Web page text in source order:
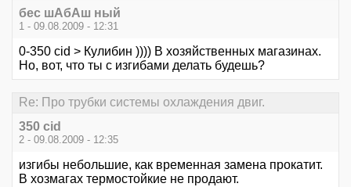
бес шАбАш ный
1 - 09.08.2009 - 12:31
0-350 cid > Кулибин )))) В хозяйственных магазинах.
Но, вот, что ты с изгибами делать будешь?
Re: Про трубки системы охлаждения двиг.
350 cid
2 - 09.08.2009 - 12:35
изгибы небольшие, как временная замена прокатит.
В хозмагах термостойкие не продают.